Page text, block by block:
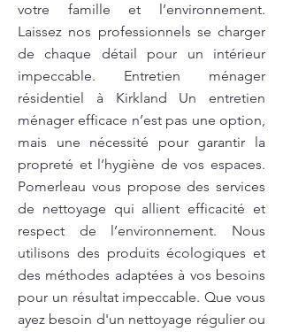
votre famille et l’environnement.
Laissez nos professionnels se charger
de chaque détail pour un intérieur
impeccable. Entretien ménager
résidentiel à Kirkland Un entretien
ménager efficace n’est pas une option,
mais une nécessité pour garantir la
propreté et l’hygiène de vos espaces.
Pomerleau vous propose des services
de nettoyage qui allient efficacité et
respect de l’environnement. Nous
utilisons des produits écologiques et
des méthodes adaptées à vos besoins
pour un résultat impeccable. Que vous
ayez besoin d'un nettoyage régulier ou